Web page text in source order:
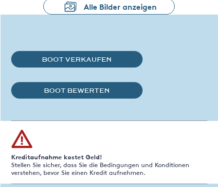
Alle Bilder anzeigen
BOOT VERKAUFEN
BOOT BEWERTEN
Kreditaufnahme kostet Geld!
Stellen Sie sicher, dass Sie die Bedingungen und Konditionen
verstehen, bevor Sie einen Kredit aufnehmen.